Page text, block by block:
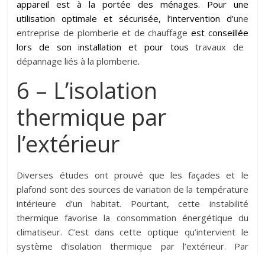
appareil est à la portée des ménages. Pour une
utilisation optimaleet sécurisée, l’intervention d’une
entreprise de plomberie et de chauffage est conseillée
lors de son installationet pour toustravaux de
dépannage liés à la plomberie.
6 – L’isolation
thermique par
l’extérieur
Diverses études ont prouvé que les façades et le
plafond sont des sources de variation de la température
intérieure d’un habitat. Pourtant, cette instabilité
thermique favorise la consommation énergétique du
climatiseur. C’est dans cette optique qu’intervient le
système d’isolation thermique par l’extérieur. Par